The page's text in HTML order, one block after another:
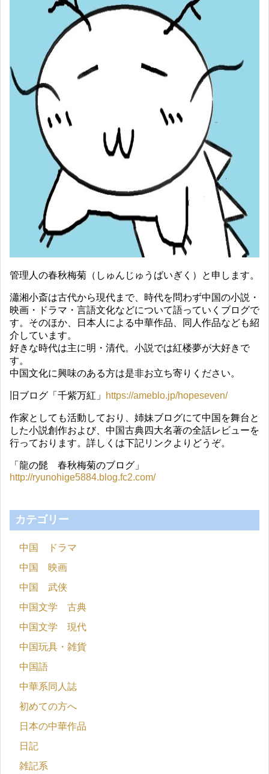
管理人の春秋梅菊（しゅんじゅうばいぎく）と申します。
瀟湘小斎は古代から現代まで、時代を問わず中国の小説・
映画・ドラマ・言語文化などについて語っていくブログで
す。そのほか、日本人による中華作品、同人作品なども紹
介しています。
好きな時代は主に明・清代。小説では紅楼夢が大好きで
す。
中国文化に興味のある方は是非お立ち寄りください。
旧ブログ「千紫万紅」 https://ameblo.jp/hopeseven/
作家としても活動しており、姉妹ブログにて中国を舞台と
した小説創作および、中国古典四大名著の全話レビューを
行っております。詳しくは下記リンクよりどうぞ。
「龍の髭 春秋梅菊のブログ」
http://ryunohige5884.blog.fc2.com/
カテゴリー
中国 ドラマ
中国 映画
中国 武侠
中国文学 古典
中国文学 現代
中国玩具・雑貨
中国語
中華系同人誌
初めての方へ
日本の中華作品
日記
雑記系